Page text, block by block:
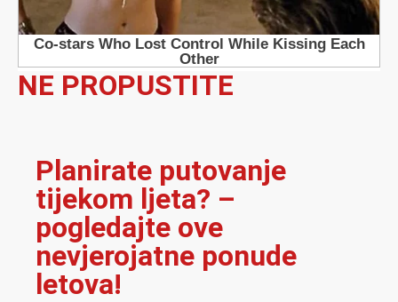
NE PROPUSTITE
Planirate putovanje
tijekom ljeta? –
pogledajte ove
nevjerojatne ponude
letova!